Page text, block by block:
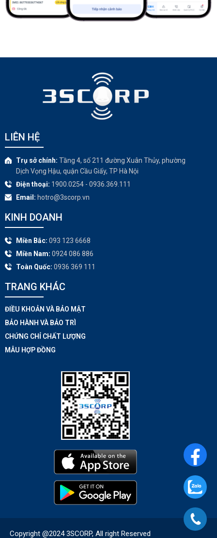
LIÊN HỆ
Trụ sở chính: Tầng 4, số 211 đường Xuân Thủy, phường
Dịch Vọng Hậu, quận Cầu Giấy, TP Hà Nội
Điện thoại: 1900.0254 - 0936.369.111
Email: hotro@3scorp.vn
KINH DOANH
Miền Bắc: 093 123 6668
Miền Nam: 0924 086 886
Toàn Quốc: 0936 369 111
TRANG KHÁC​
ĐIỀU KHOẢN VÀ BẢO MẬT
BẢO HÀNH VÀ BẢO TRÌ
CHỨNG CHỈ CHẤT LƯỢNG
MẪU HỢP ĐỒNG
Copyright @2024 3SCORP, All right Reserved